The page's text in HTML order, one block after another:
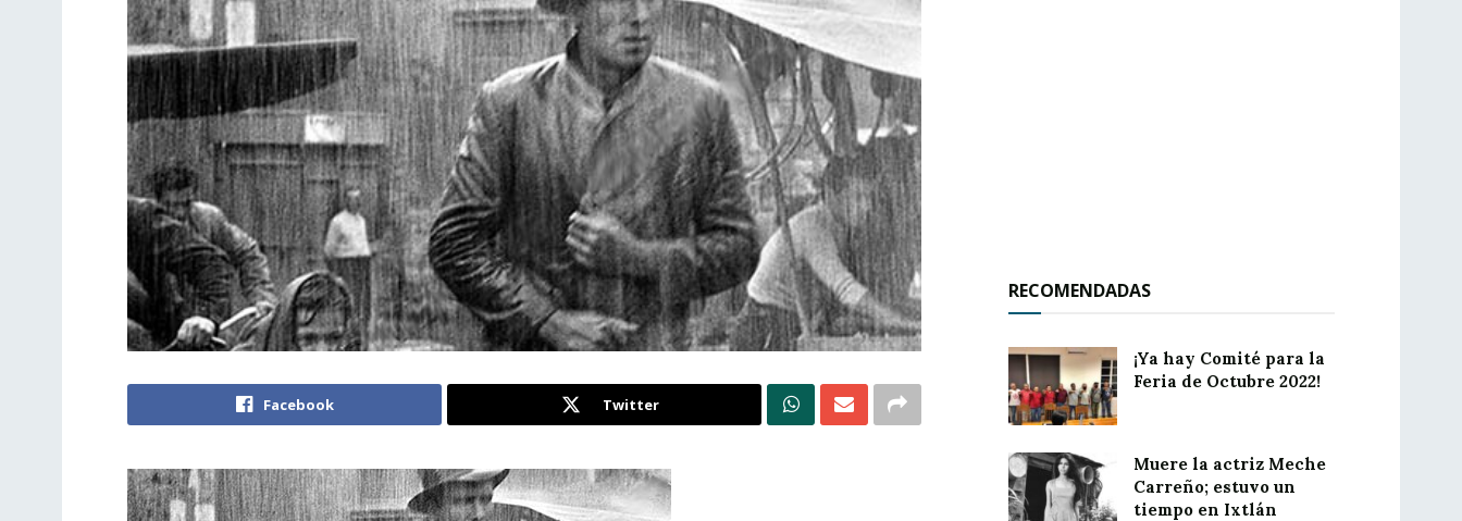
Facebook Twitter
RECOMENDADAS
¡Ya hay Comité para la
Feria de Octubre 2022!
Muere la actriz Meche
Carreño; estuvo un
tiempo en Ixtlán